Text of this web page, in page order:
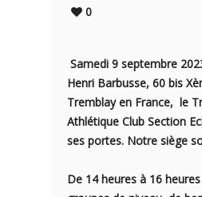
0
Samedi 9 septembre
Henri Barbusse, 60 bis
Tremblay en France, le
Athlétique Club Section
ses portes. Notre siège
De 14 heures à 16